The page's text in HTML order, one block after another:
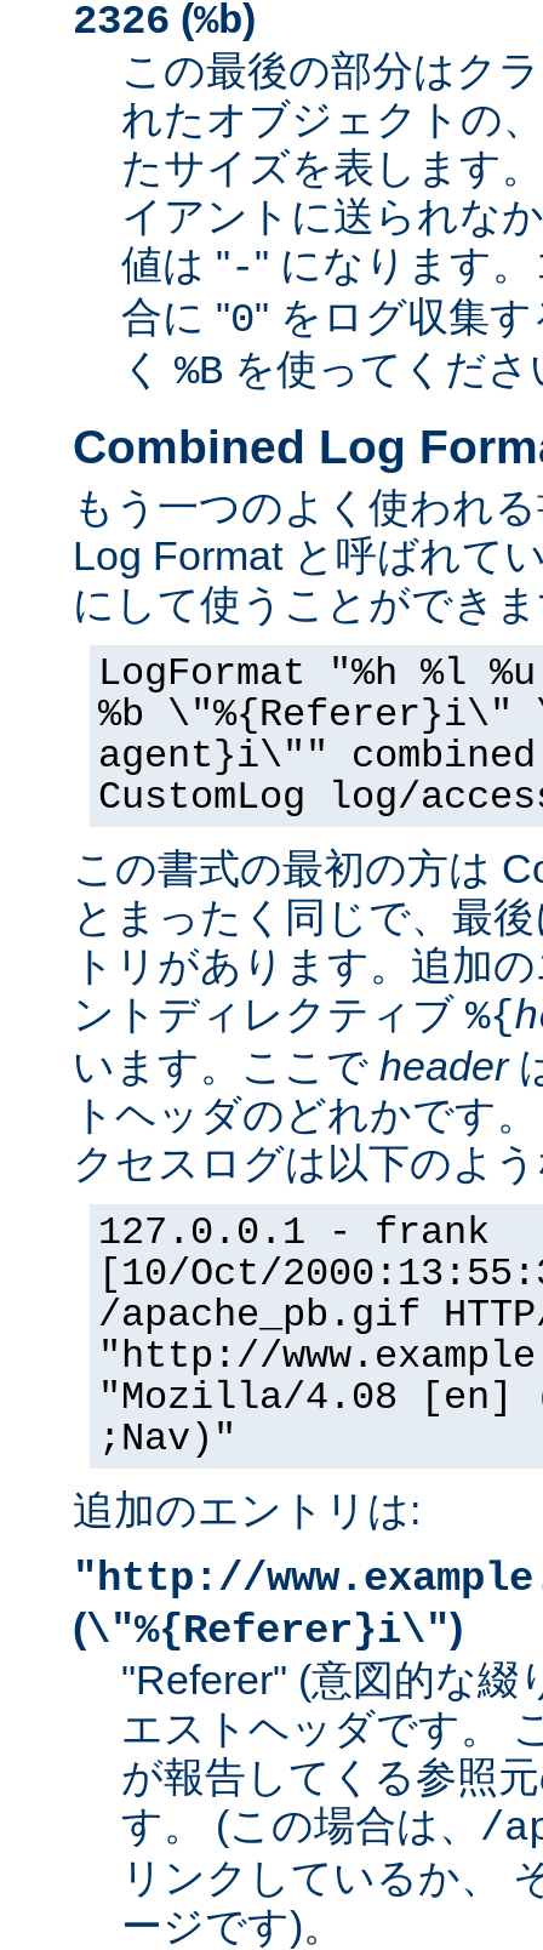
2326 (%b)
この最後の部分はク
れたオブジェクトの
たサイズを表します
イアントに送られな
値は "-" になります
合に "0" をログ収集
く %B を使ってくださ
Combined Log
もう一つのよく使われ
Log Format と呼ばれて
にして使うことができ
LogFormat "%h %l
%b \"%{Referer}i\"
agent}i\"" combined
CustomLog log/
この書式の最初の方は
とまったく同じで、最
トリがあります。追加
ントディレクティブ %{
います。ここで header
トヘッダのどれかです
クセスログは以下のよ
127.0.0.1 - frank
[10/Oct/
/apache_pb.gif
"http://
"Mozilla/4.08 [en]
;Nav)"
追加のエントリは:
"http://
(\"%{Referer}i\")
"Referer" (意図的な綴
エストヘッダです。
が報告してくる参照
す。 (この場合は、 /
リンクしているか、
ージです)。